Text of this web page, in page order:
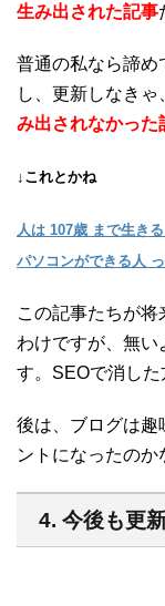
生み出された記事
普通の私なら諦め
し、更新しなき
み出されなかった
↓これとかね
人は 107歳 まで生き
パソコンができる人
この記事たちが
わけですが、無い
す。SEOで消した
後は、ブログは趣
ントになったのか
4. 今後も更